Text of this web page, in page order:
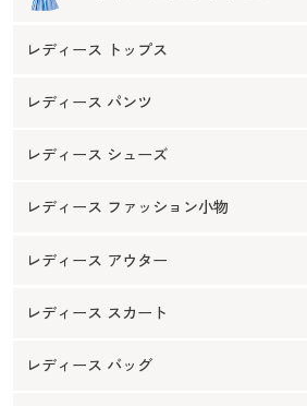
レディース トップス
レディース パンツ
レディース シューズ
レディース ファッション小物
レディース アウター
レディース スカート
レディース バッグ